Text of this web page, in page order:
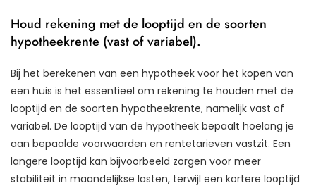
Houd rekening met de looptijd en de soorten
hypotheekrente (vast of variabel).
Bij het berekenen van een hypotheek voor het kopen van
een huis is het essentieel om rekening te houden met de
looptijd en de soorten hypotheekrente, namelijk vast of
variabel. De looptijd van de hypotheek bepaalt hoelang je
aan bepaalde voorwaarden en rentetarieven vastzit. Een
langere looptijd kan bijvoorbeeld zorgen voor meer
stabiliteit in maandelijkse lasten, terwijl een kortere looptijd